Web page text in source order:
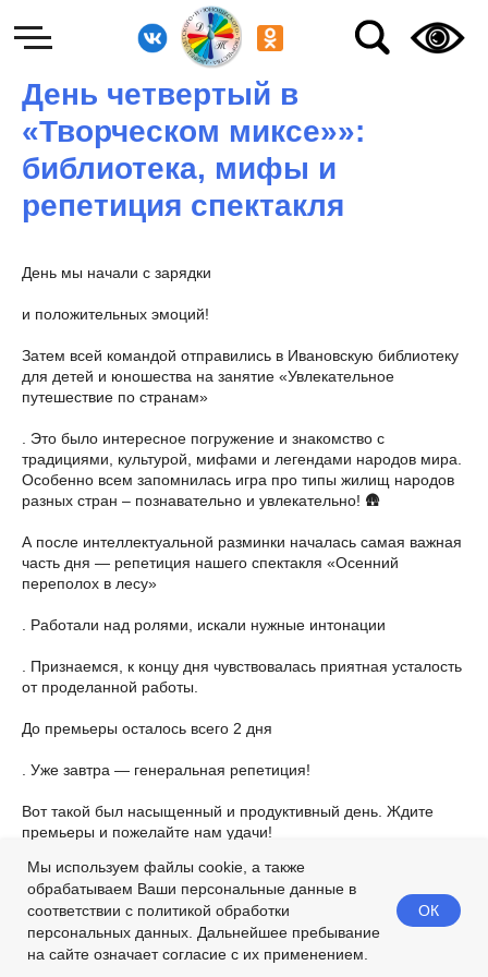
Мы используем файлы cookie, а также
обрабатываем Ваши персональные данные в
соответствии с политикой обработки
персональных данных. Дальнейшее пребывание
на сайте означает согласие с их применением.
ОК
День четвертый в
«Творческом миксе»»:
библиотека, мифы и
репетиция спектакля
День мы начали с зарядки
и положительных эмоций!
Затем всей командой отправились в Ивановскую библиотеку
для детей и юношества на занятие «Увлекательное
путешествие по странам»
. Это было интересное погружение и знакомство с
традициями, культурой, мифами и легендами народов мира.
Особенно всем запомнилась игра про типы жилищ народов
разных стран – познавательно и увлекательно! 🛖
А после интеллектуальной разминки началась самая важная
часть дня — репетиция нашего спектакля «Осенний
переполох в лесу»
. Работали над ролями, искали нужные интонации
. Признаемся, к концу дня чувствовалась приятная усталость
от проделанной работы.
До премьеры осталось всего 2 дня
. Уже завтра — генеральная репетиция!
Вот такой был насыщенный и продуктивный день. Ждите
премьеры и пожелайте нам удачи!
2025-11-01 14:37